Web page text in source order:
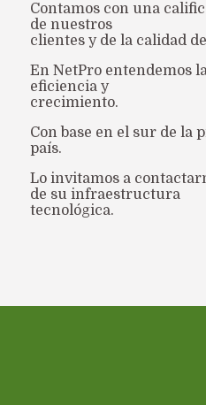
Contamos con una
de nuestros
clientes y de la calidad
En NetPro entendemos
eficiencia y
crecimiento.
Con base en el sur de la
país.
Lo invitamos a
de su infraestructura
tecnológica.